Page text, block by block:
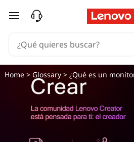
Ir al contenido principal
Home> Glossary> ¿Qué es un